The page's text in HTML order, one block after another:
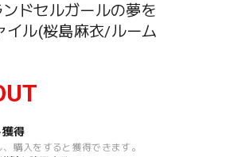
ドセルガールの夢を
イル(桜島麻衣/ルーム
獲得
、購入をすると獲得できます。